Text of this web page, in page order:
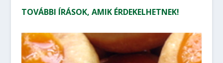
TOVÁBBI ÍRÁSOK, AMIK ÉRDEKELHETNEK!